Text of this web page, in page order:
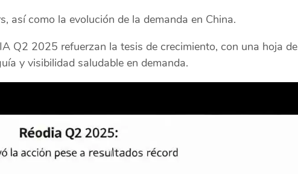
así como la evolución de la demanda en China.
Q2 2025 refuerzan la tesis de crecimiento, con una hoja de
y visibilidad saludable en demanda.